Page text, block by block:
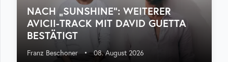
NACH „SUNSHINE“: WEITERER
AVICII-TRACK MIT DAVID GUETTA
BESTÄTIGT
Franz Beschoner • 08. August 2026